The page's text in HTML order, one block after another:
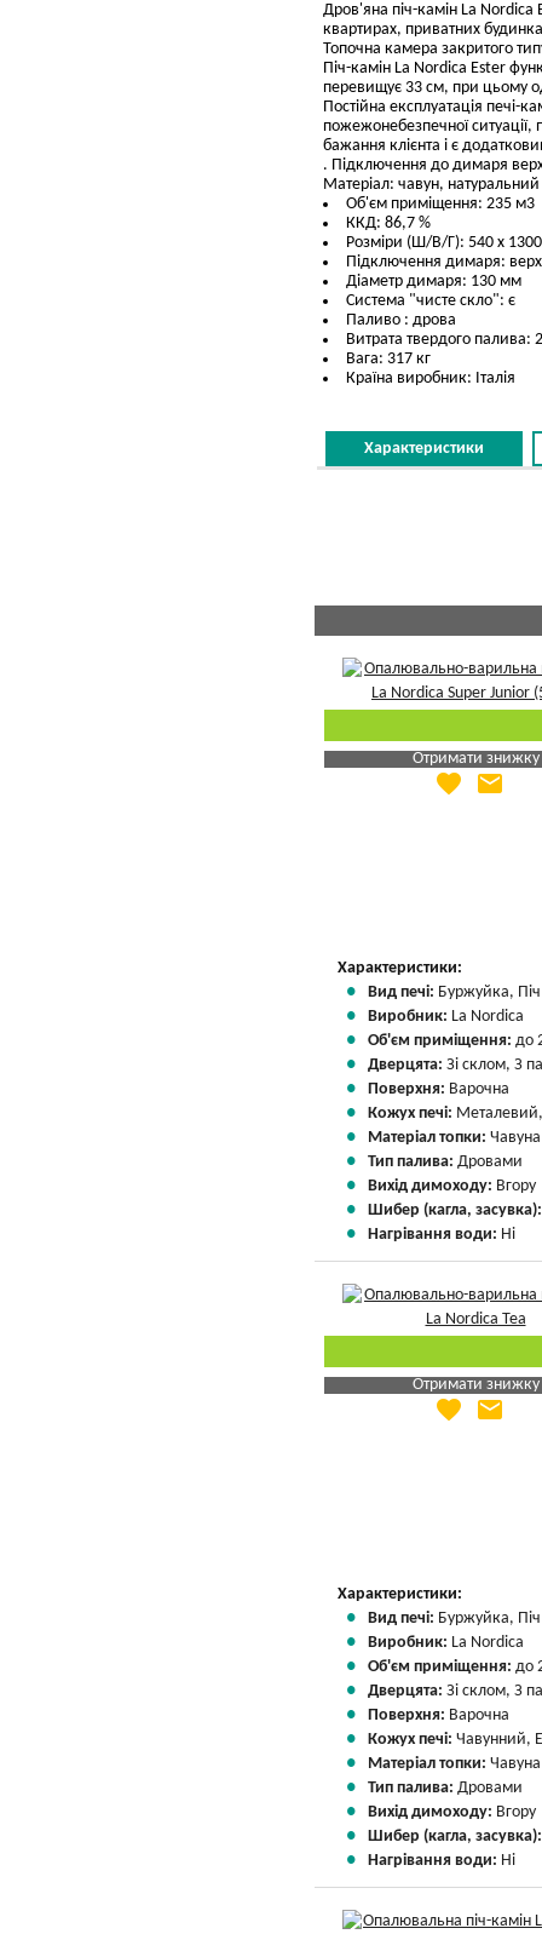
Дров'яна піч-камін La Nordica
квартирах, приватних
Топочна камера закритого
Піч-камін La Nordica Ester
перевищує 33 см, при цьому
Постійна експлуатація печі-
пожежонебезпечної ситуації,
бажання клієнта і є
. Підключення до димаря
Матеріал: чавун,
Об'єм приміщення: 235 м3
ККД: 86,7 %
Розміри (Ш/В/Г): 540 х
Підключення димаря:
Діаметр димаря: 130 мм
Система "чисте скло": є
Паливо : дрова
Витрата твердого палива:
Вага: 317 кг
Країна виробник: Італія
Характеристики
Отримати знижку
Яка Ваша ціна
favorite email
Характеристики:
Вид печі: Буржуйка,
Виробник: La Nordica
Об'єм приміщення: до
Дверцята: Зі склом, З
Поверхня: Варочна
Кожух печі:
Матеріал топки: Чавуна
Тип палива: Дровами
Вихід димоходу: Вгору
Шибер (кагла,
Нагрівання води: Ні
Отримати знижку
Яка Ваша ціна
favorite email
Характеристики:
Вид печі: Буржуйка,
Виробник: La Nordica
Об'єм приміщення: до
Дверцята: Зі склом, З
Поверхня: Варочна
Кожух печі: Чавунний,
Матеріал топки: Чавуна
Тип палива: Дровами
Вихід димоходу: Вгору
Шибер (кагла,
Нагрівання води: Ні